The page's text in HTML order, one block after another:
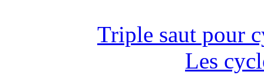
Triple saut pour
Les